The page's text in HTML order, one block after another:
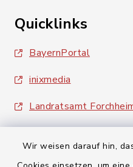
Wir weisen darauf hin,
Quicklinks
BayernPortal
inixmedia
Landratsamt